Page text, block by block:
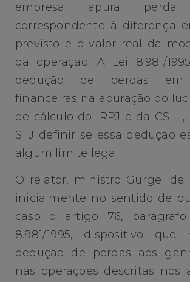
empresa apura perda
correspondente à diferença
previsto e o valor real da
da operação. A Lei 8.981/
dedução de perdas em
financeiras na apuração do
de cálculo do IRPJ e da
STJ definir se essa dedução
algum limite legal.
O relator, ministro Gurgel de
inicialmente no sentido de
caso o artigo 76,
8.981/1995, dispositivo que
dedução de perdas aos
nas operações descritas nos